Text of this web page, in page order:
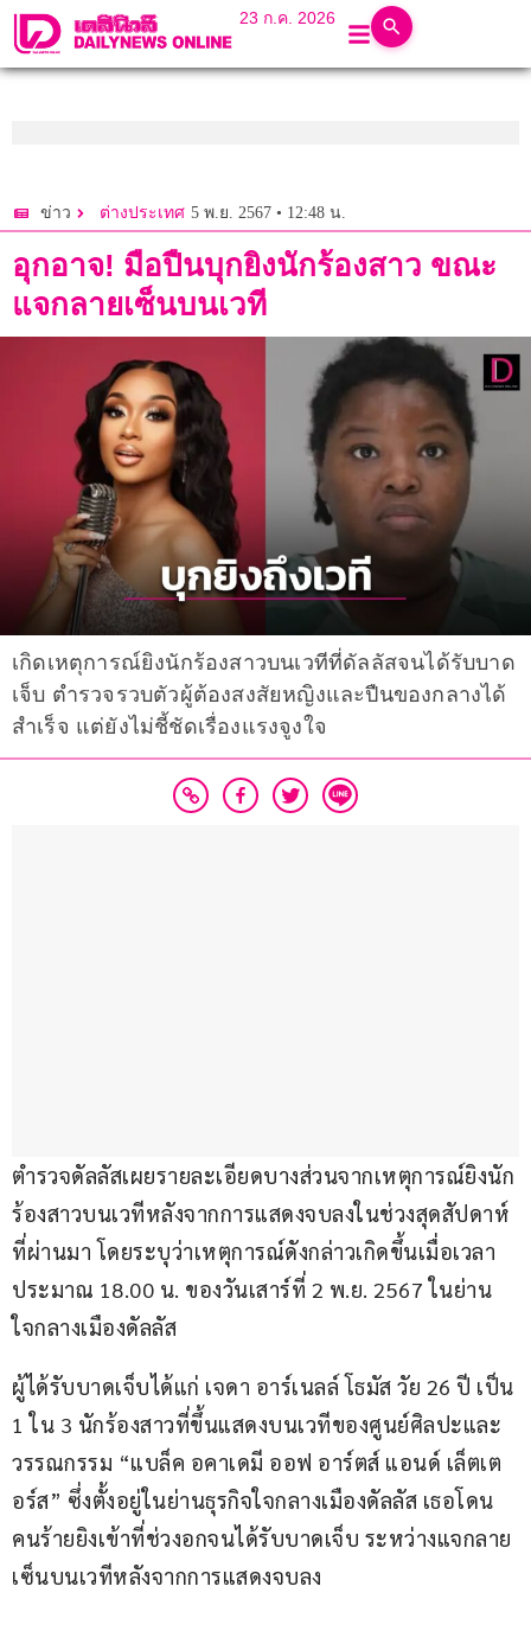
23 ก.ค. 2026
ข่าว ต่างประเทศ 5 พ.ย. 2567 • 12:48 น.
อุกอาจ! มือปืนบุกยิงนักร้องสาว ขณะ
แจกลายเซ็นบนเวที
เกิดเหตุการณ์ยิงนักร้องสาวบนเวทีที่ดัลลัสจนได้รับบาด
เจ็บ ตำรวจรวบตัวผู้ต้องสงสัยหญิงและปืนของกลางได้
สำเร็จ แต่ยังไม่ชี้ชัดเรื่องแรงจูงใจ
ตำรวจดัลลัสเผยรายละเอียดบางส่วนจากเหตุการณ์ยิงนัก
ร้องสาวบนเวทีหลังจากการแสดงจบลงในช่วงสุดสัปดาห์
ที่ผ่านมา โดยระบุว่าเหตุการณ์ดังกล่าวเกิดขึ้นเมื่อเวลา
ประมาณ 18.00 น. ของวันเสาร์ที่ 2 พ.ย. 2567 ในย่าน
ใจกลางเมืองดัลลัส
ผู้ได้รับบาดเจ็บได้แก่ เจดา อาร์เนลล์ โธมัส วัย 26 ปี เป็น
1 ใน 3 นักร้องสาวที่ขึ้นแสดงบนเวทีของศูนย์ศิลปะและ
วรรณกรรม “แบล็ค อคาเดมี ออฟ อาร์ตส์ แอนด์ เล็ตเต
อร์ส” ซึ่งตั้งอยู่ในย่านธุรกิจใจกลางเมืองดัลลัส เธอโดน
คนร้ายยิงเข้าที่ช่วงอกจนได้รับบาดเจ็บ ระหว่างแจกลาย
เซ็นบนเวทีหลังจากการแสดงจบลง